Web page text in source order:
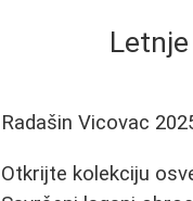
Radašin Vicovac
Otkrijte kolekciju